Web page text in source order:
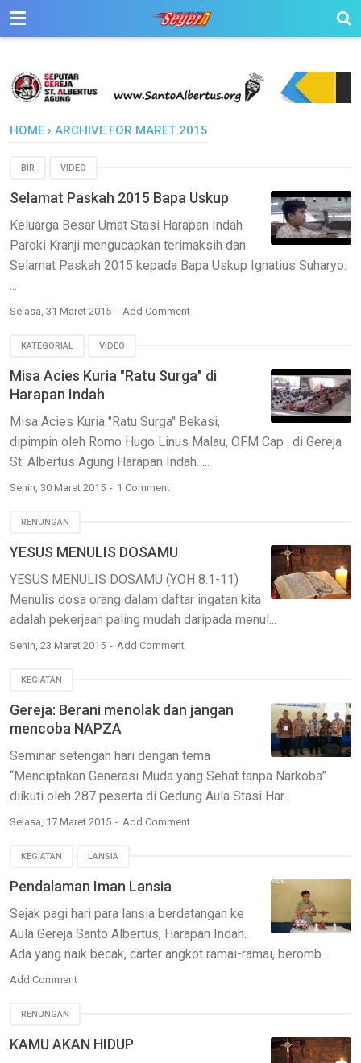
HOME › ARCHIVE FOR MARET 2015
BIR VIDEO
Selamat Paskah 2015 Bapa Uskup
Keluarga Besar Umat Stasi Harapan Indah
Paroki Kranji mengucapkan terimaksih dan
Selamat Paskah 2015 kepada Bapa Uskup Ignatius Suharyo.
...
Selasa, 31 Maret 2015 Add Comment
KATEGORIAL VIDEO
Misa Acies Kuria "Ratu Surga" di
Harapan Indah
Misa Acies Kuria "Ratu Surga" Bekasi,
dipimpin oleh Romo Hugo Linus Malau, OFM Cap . di Gereja
St. Albertus Agung Harapan Indah. ...
Senin, 30 Maret 2015 1 Comment
RENUNGAN
YESUS MENULIS DOSAMU
YESUS MENULIS DOSAMU (YOH 8:1-11)
Menulis dosa orang dalam daftar ingatan kita
adalah pekerjaan paling mudah daripada menul...
Senin, 23 Maret 2015 Add Comment
KEGIATAN
Gereja: Berani menolak dan jangan
mencoba NAPZA
Seminar setengah hari dengan tema
“Menciptakan Generasi Muda yang Sehat tanpa Narkoba”
diikuti oleh 287 peserta di Gedung Aula Stasi Har...
Selasa, 17 Maret 2015 Add Comment
KEGIATAN LANSIA
Pendalaman Iman Lansia
Sejak pagi hari para lansia berdatangan ke
Aula Gereja Santo Albertus, Harapan Indah.
Ada yang naik becak, carter angkot ramai-ramai, beromb...
Add Comment
RENUNGAN
KAMU AKAN HIDUP